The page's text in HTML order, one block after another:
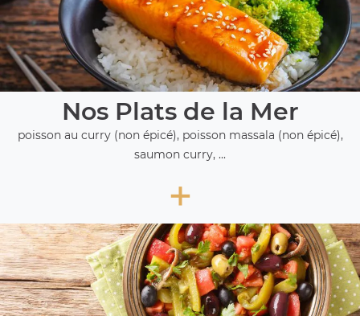
Nos Plats de la Mer
poisson au curry (non épicé), poisson massala (non épicé),
saumon curry, ...
+